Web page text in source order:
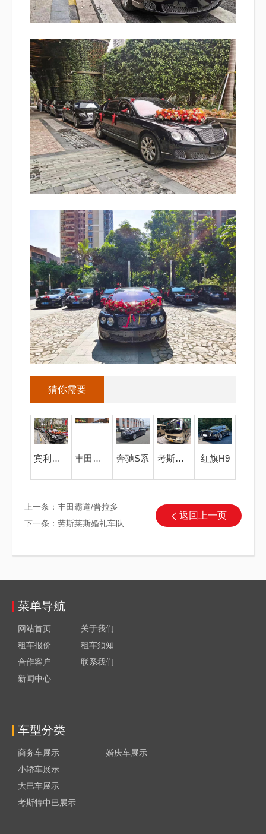
猜你需要
宾利婚礼车队 丰田卡罗拉 奔驰S系 考斯特中巴16座 红旗H9
返回上一页
上一条： 丰田霸道/普拉多
下一条： 劳斯莱斯婚礼车队
菜单导航
网站首页
租车报价
合作客户
新闻中心
关于我们
租车须知
联系我们
车型分类
商务车展示
小轿车展示
大巴车展示
考斯特中巴展示
婚庆车展示